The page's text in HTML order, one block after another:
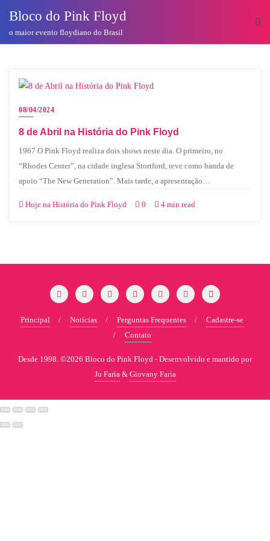
conteúdo
Bloco do Pink Floyd
o maior evento floydiano do Brasil
08/04/2024
8 de Abril na História do Pink Floyd
1967 O Pink Floyd realiza dois shows neste dia. O primeiro, no
“Rhodes Center”, na cidade inglesa Stortford, teve como banda de
apoio “The New Generation”. Mais tarde, a apresentação…
Hoje na História do Pink Floyd 0 4 min read
Principal Notícias Perguntas Frequentes
Cadastre-se
Contato
Desde 1998. ©2026 Bloco do Pink Floyd - Desenvolvido e mantido por
Ju Faria & Giovany Faria